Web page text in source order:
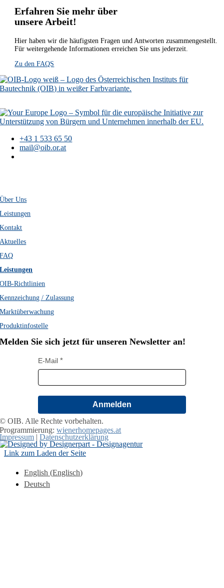
Erfahren Sie mehr über
unsere Arbeit!
Hier haben wir die häufigsten Fragen und Antworten zusammengestellt.
Für weitergehende Informationen erreichen Sie uns jederzeit.
Zu den FAQS
+43 1 533 65 50
mail@oib.or.at
Über Uns
Leistungen
Kontakt
Aktuelles
FAQ
Leistungen
OIB-Richtlinien
Kennzeichung / Zulassung
Marktüberwachung
Produktinfostelle
Melden Sie sich jetzt für unseren Newsletter an!
E-Mail
Anmelden
© OIB. Alle Rechte vorbehalten.
Programmierung:wienerhomepages.at
Impressum |Datenschutzerklärung
Link zum Laden der Seite
English (Englisch)
Deutsch